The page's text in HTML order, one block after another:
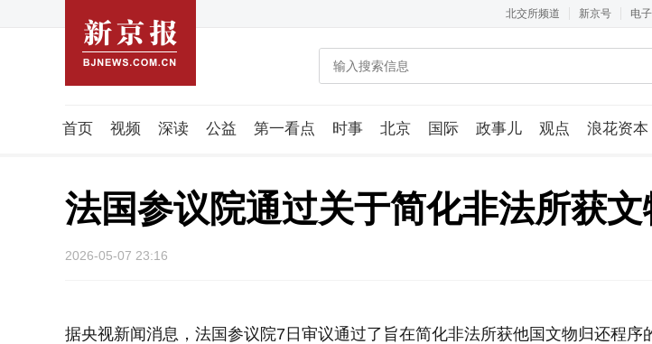
北交所频道 新京号 电
首页 视频 深读 公益 第一看点 时事 北京 国际 政事儿 观点 浪花资本
法国参议院通过关于简化非法所获
2026-05-07 23:16
据央视新闻消息，法国参议院7日审议通过了旨在简化非法所获他国文物归还程序